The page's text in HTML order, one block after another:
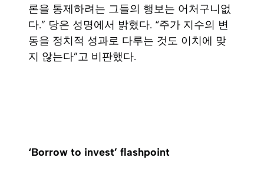
론을 통제하려는 그들의 행보는 어처구니없
다.” 당은 성명에서 밝혔다. “주가 지수의 변
동을 정치적 성과로 다루는 것도 이치에 맞
지 않는다”고 비판했다.
‘Borrow to invest’ flashpoint